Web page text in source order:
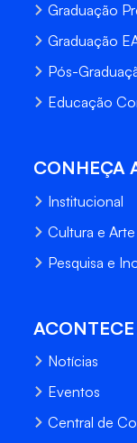
Graduação
Graduação
Pós-
Educação
CONHEÇA
Institucional
Cultura e Arte
Pesquisa e
Notícias
Eventos
Central de